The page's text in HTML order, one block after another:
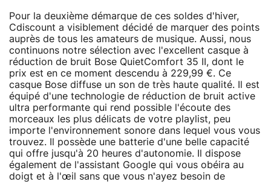
Pour la deuxième démarque de ces soldes d'hiver,
Cdiscount a visiblement décidé de marquer des points
auprès de tous les amateurs de musique. Aussi, nous
continuons notre sélection avec l'excellent casque à
réduction de bruit Bose QuietComfort 35 II, dont le
prix est en ce moment descendu à 229,99 €. Ce
casque Bose diffuse un son de très haute qualité. Il est
équipé d'une technologie de réduction de bruit active
ultra performante qui rend possible l'écoute des
morceaux les plus délicats de votre playlist, peu
importe l'environnement sonore dans lequel vous vous
trouvez. Il possède une batterie d'une belle capacité
qui offre jusqu'à 20 heures d'autonomie. Il dispose
également de l'assistant Google qui vous obéira au
doigt et à l'œil sans que vous n'ayez besoin de